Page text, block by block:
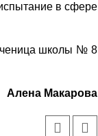
в сфере
школы № 8
Алена Макарова